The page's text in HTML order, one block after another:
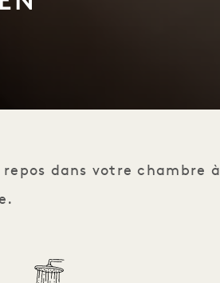
dans votre chambre à